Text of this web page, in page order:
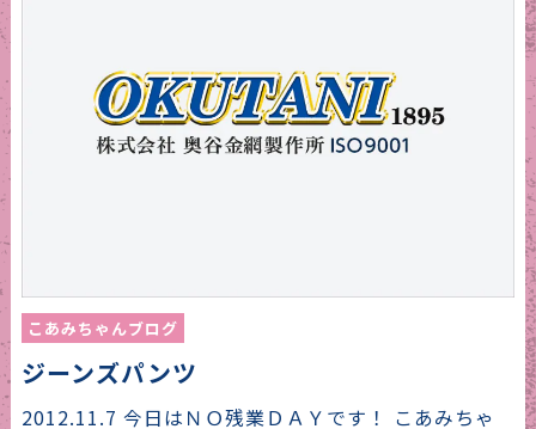
こあみちゃんブログ
ジーンズパンツ
2012.11.7 今日はＮＯ残業ＤＡＹです！ こあみちゃ